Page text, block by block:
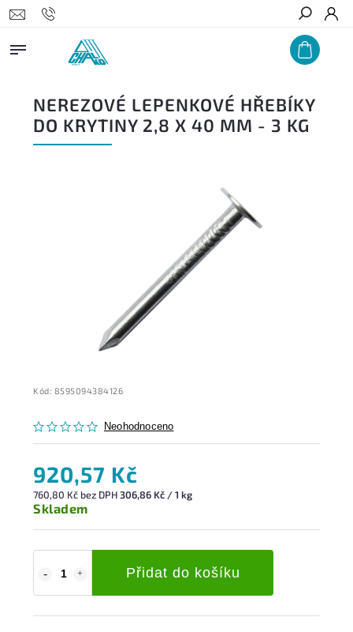
Hledat
NEREZOVÉ LEPENKOVÉ HŘEBÍKY
DO KRYTINY 2,8 X 40 MM - 3 KG
Kód: 8595094384126
Neohodnoceno
920,57 Kč
760,80 Kč bez DPH306,86 Kč / 1 kg
Skladem
Přidat do košíku